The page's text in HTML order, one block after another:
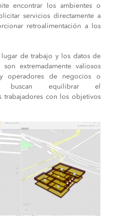
encontrar los ambientes o
servicios directamente a
retroalimentación a los
lugar de trabajo y los datos de
extremadamente valiosos
operadores de negocios o
buscan equilibrar el
trabajadores con los objetivos